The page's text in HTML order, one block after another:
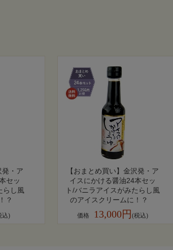
発・ア
セッ
らし風
？
込)
【おまとめ買い】金沢発・ア
イスにかける醤油24本セッ
ト/バニラアイスがみたらし風
のアイスクリームに！？
価格 13,000円(税込)